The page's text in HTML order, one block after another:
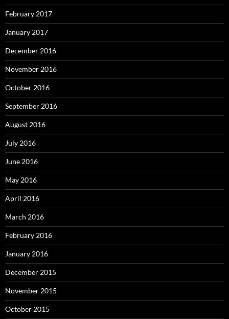
February 2017
January 2017
December 2016
November 2016
October 2016
September 2016
August 2016
July 2016
June 2016
May 2016
April 2016
March 2016
February 2016
January 2016
December 2015
November 2015
October 2015